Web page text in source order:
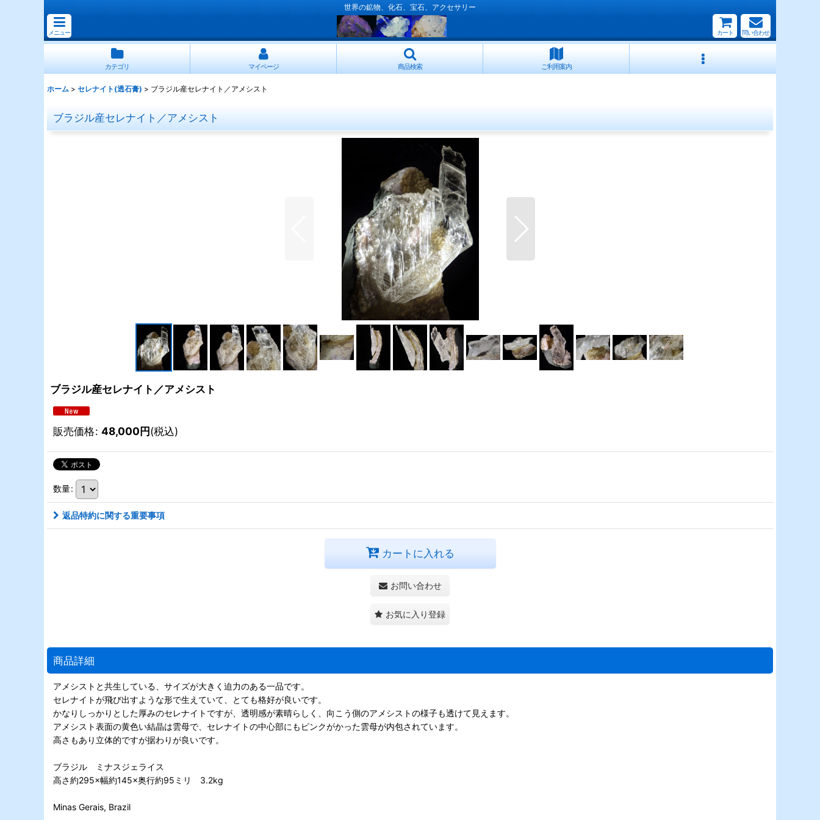
世界の鉱物、化石、宝石、アクセサリー
メニュー カート 問い合わせ
カテゴリ マイページ 商品検索 ご利用案内
ホーム > セレナイト(透石膏) > ブラジル産セレナイト／アメシスト
ブラジル産セレナイト／アメシスト
ブラジル産セレナイト／アメシスト
販売価格: 48,000円(税込)
数量:
返品特約に関する重要事項
カートに入れる
お問い合わせ
お気に入り登録
商品詳細
アメシストと共生している、サイズが大きく迫力のある一品です。
セレナイトが飛び出すような形で生えていて、とても格好が良いです。
かなりしっかりとした厚みのセレナイトですが、透明感が素晴らしく、向こう側のアメシストの様子も透けて見えます。
アメシスト表面の黄色い結晶は雲母で、セレナイトの中心部にもピンクがかった雲母が内包されています。
高さもあり立体的ですが据わりが良いです。
ブラジル ミナスジェライス
高さ約295×幅約145×奥行約95ミリ 3.2kg
Minas Gerais, Brazil